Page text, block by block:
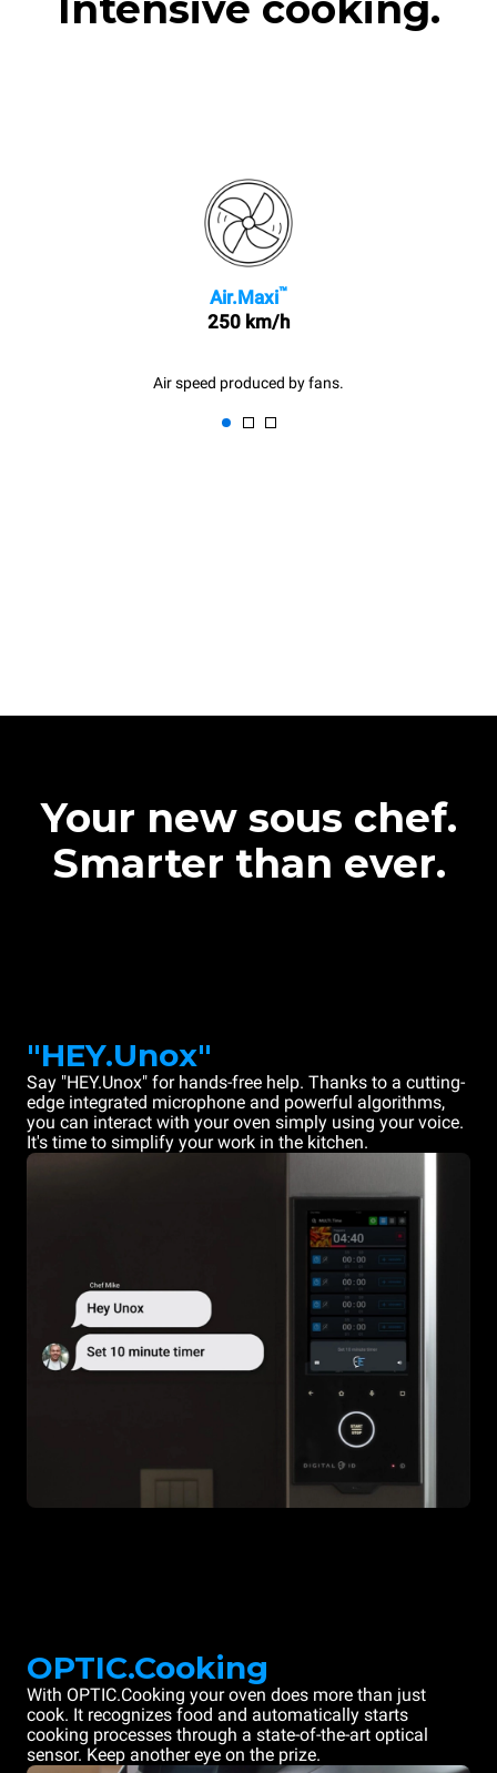
Air.Maxi™
250 km/h
Air speed produced by fans.
Your new sous chef.
Smarter than ever.
"HEY.Unox"
Say "HEY.Unox" for hands-free help. Thanks to a cutting-
edge integrated microphone and powerful algorithms,
you can interact with your oven simply using your voice.
It's time to simplify your work in the kitchen.
OPTIC.Cooking
With OPTIC.Cooking your oven does more than just
cook. It recognizes food and automatically starts
cooking processes through a state-of-the-art optical
sensor. Keep another eye on the prize.